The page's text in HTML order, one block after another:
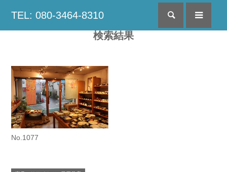
TEL: 080-3464-8310 検索
検索結果
No.1077